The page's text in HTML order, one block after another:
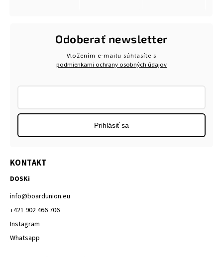
KONTAKT
DOSKi
info@boardunion.eu
+421 902 466 706
Instagram
Whatsapp
Odoberať newsletter
Vložením e-mailu súhlasíte s
podmienkami ochrany osobných údajov
Prihlásiť sa